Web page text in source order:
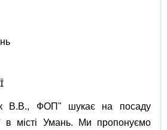
В.В., ФОП" шукає на посаду
в місті Умань. Ми пропонуємо